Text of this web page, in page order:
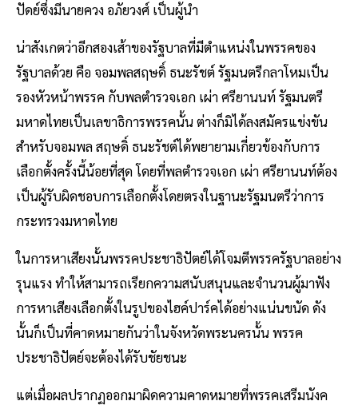
ปัดย์ซึ่งมีนายควง อภัยวงศ์ เป็นผู้นำ
น่าสังเกตว่าอีกสองเส้าของรัฐบาลที่มีตำแหน่งในพรรคของ
รัฐบาลด้วย คือ จอมพลสฤษดิ์ ธนะรัชต์ รัฐมนตรีกลาโหมเป็น
รองหัวหน้าพรรค กับพลตำรวจเอก เผ่า ศรียานนท์ รัฐมนตรี
มหาดไทยเป็นเลขาธิการพรรคนั้น ต่างก็มิได้ลงสมัครแข่งขัน
สำหรับจอมพล สฤษดิ์ ธนะรัชต์ได้พยายามเกี่ยวข้องกับการ
เลือกตั้งครั้งนี้น้อยที่สุด โดยที่พลตำรวจเอก เผ่า ศรียานนท์ต้อง
เป็นผู้รับผิดชอบการเลือกตั้งโดยตรงในฐานะรัฐมนตรีว่าการ
กระทรวงมหาดไทย
ในการหาเสียงนั้นพรรคประชาธิปัตย์ได้โจมตีพรรครัฐบาลอย่าง
รุนแรง ทำให้สามารถเรียกความสนับสนุนและจำนวนผู้มาฟัง
การหาเสียงเลือกตั้งในรูปของไฮค์ปาร์คได้อย่างแน่นขนัด ดัง
นั้นก็เป็นที่คาดหมายกันว่าในจังหวัดพระนครนั้น พรรค
ประชาธิปัตย์จะต้องได้รับชัยชนะ
แต่เมื่อผลปรากฏออกมาผิดความคาดหมายที่พรรคเสรีมนังค